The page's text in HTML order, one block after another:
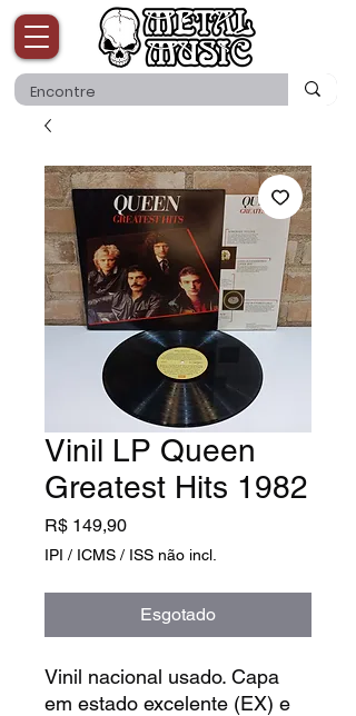
Vinil LP Queen
Greatest Hits 1982
R$ 149,90Preço
IPI / ICMS / ISS não incl.
Esgotado
Vinil nacional usado. Capa
em estado excelente (EX) e